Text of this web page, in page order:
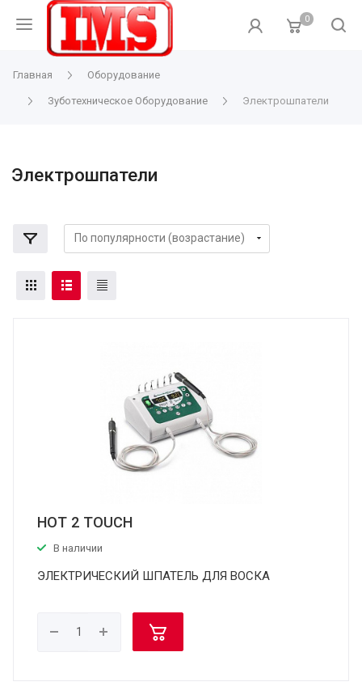
0
Главная Оборудование
Зуботехническое Оборудование Электрошпатели
Электрошпатели
HOT 2 TOUCH
В наличии
ЭЛЕКТРИЧЕСКИЙ ШПАТЕЛЬ ДЛЯ ВОСКА